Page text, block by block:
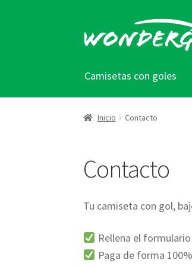
a
navegación
al
Camisetas con goles
Inicio Contacto
Contacto
Tu camiseta con gol,
Rellena el
Paga de forma